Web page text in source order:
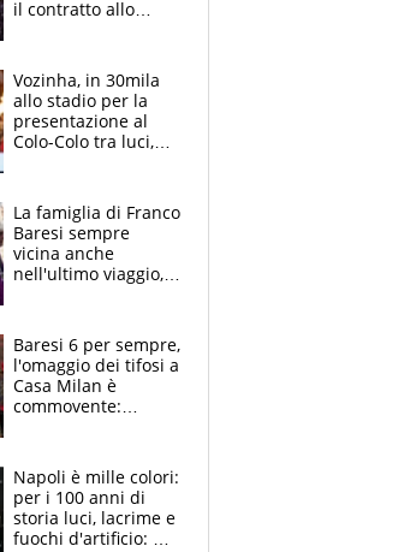
il contratto allo
Vozinha, in 30mila
allo stadio per la
presentazione al
Colo-Colo tra luci,
La famiglia di Franco
Baresi sempre
vicina anche
nell'ultimo viaggio,
circondati
dall'affetto dei tifosi
Baresi 6 per sempre,
l'omaggio dei tifosi a
Casa Milan è
commovente:
bigliettini
Napoli è mille colori:
per i 100 anni di
storia luci, lacrime e
fuochi d'artificio: De